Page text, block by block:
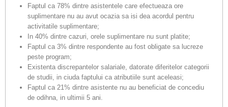
Faptul ca 78% dintre asistentele care efectueaza ore
suplimentare nu au avut ocazia sa isi dea acordul pentru
activitatile suplimentare;
In 40% dintre cazuri, orele suplimentare nu sunt platite;
Faptul ca 3% dintre respondente au fost obligate sa lucreze
peste program;
Existenta discrepantelor salariale, datorate diferitelor categorii
de studii, in ciuda faptului ca atributiile sunt aceleasi;
Faptul ca 21% dintre asistente nu au beneficiat de concediu
de odihna, in ultimii 5 ani.